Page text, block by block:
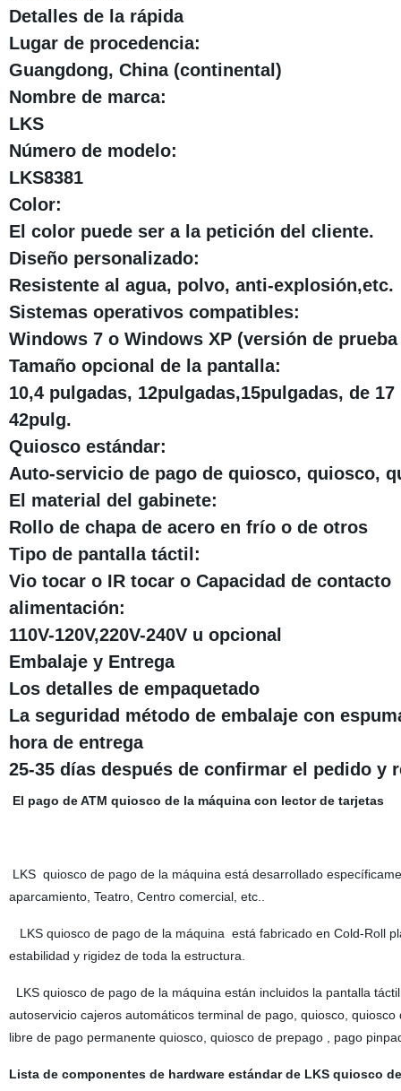
Detalles de la rápida
Lugar de procedencia:
Guangdong, China (continental)
Nombre de marca:
LKS
Número de modelo:
LKS8381
Color:
El color puede ser a la petición del cliente.
Diseño personalizado:
Resistente al agua, polvo, anti-explosión,etc.
Sistemas operativos compatibles:
Windows 7 o Windows XP (versión de
Tamaño opcional de la pantalla:
10,4 pulgadas, 12pulgadas,15pulgadas, de
42pulg.
Quiosco estándar:
Auto-servicio de pago de quiosco, quiosco,
El material del gabinete:
Rollo de chapa de acero en frío o de otros
Tipo de pantalla táctil:
Vio tocar o IR tocar o Capacidad de contacto
alimentación:
110V-120V,220V-240V u opcional
Embalaje y Entrega
Los detalles de empaquetado
La seguridad método de embalaje con
hora de entrega
25-35 días después de confirmar el pedido y
El pago de ATM quiosco de la máquina con lector de tarjetas
LKS quiosco de pago de la máquina está desarrollado
aparcamiento, Teatro, Centro comercial, etc..
LKS quiosco de pago de la máquina está fabricado en Cold-Roll
estabilidad y rigidez de toda la estructura.
LKS quiosco de pago de la máquina están incluidos la pantalla
autoservicio cajeros automáticos terminal de pago, quiosco,
libre de pago permanente quiosco, quiosco de prepago , pago
Lista de componentes de hardware estándar de LKS quiosco